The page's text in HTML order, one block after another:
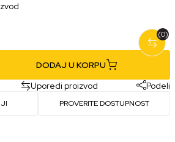
DODAJ U KORPU
Uporedi proizvod Podeli
PROVERITE DOSTUPNOST
(0)